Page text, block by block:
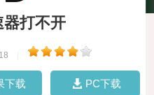
打不开
下载 PC下载